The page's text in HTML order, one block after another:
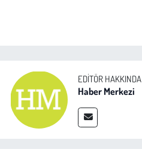
EDITÖR HAKKINDA
Haber Merkezi